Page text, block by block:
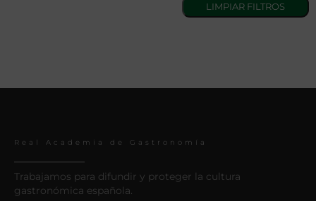
Real Academia de Gastronomía
Trabajamos para difundir y proteger la cultura
gastronómica española.